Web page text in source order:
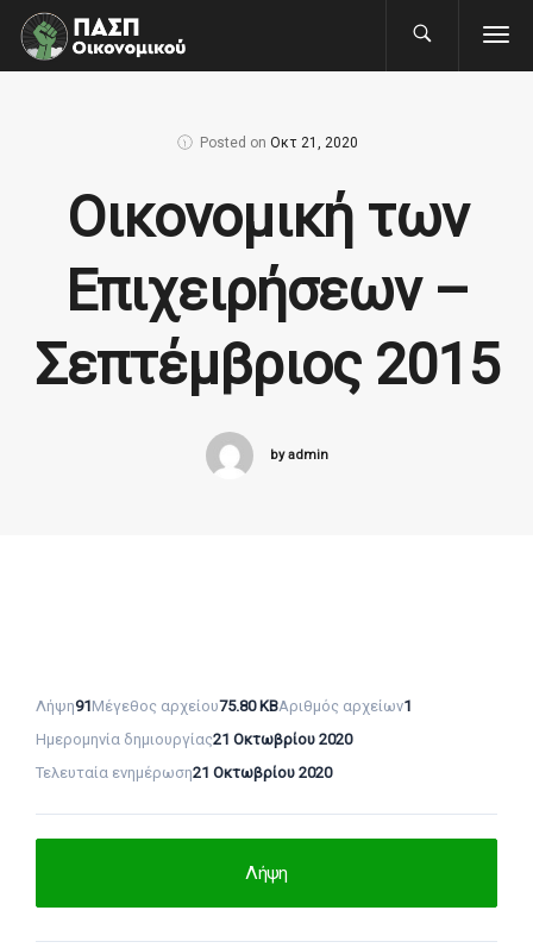
Posted on Οκτ 21, 2020
Οικονομική των
Επιχειρήσεων –
Σεπτέμβριος 2015
by admin
Λήψη91Μέγεθος αρχείου75.80 KBΑριθμός αρχείων1
Ημερομηνία δημιουργίας21 Οκτωβρίου 2020
Τελευταία ενημέρωση21 Οκτωβρίου 2020
Λήψη